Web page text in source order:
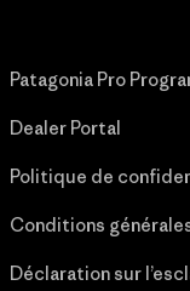
Patagonia Pro
Dealer Portal
Politique de
Conditions
Déclaration sur